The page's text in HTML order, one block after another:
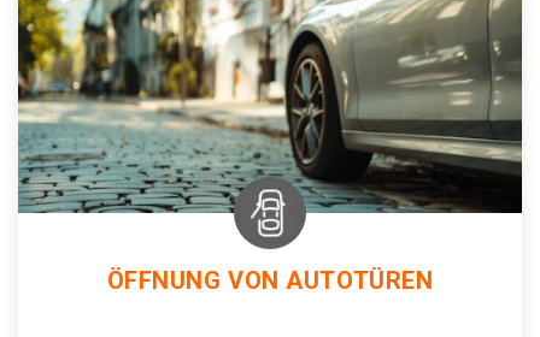
ÖFFNUNG VON AUTOTÜREN